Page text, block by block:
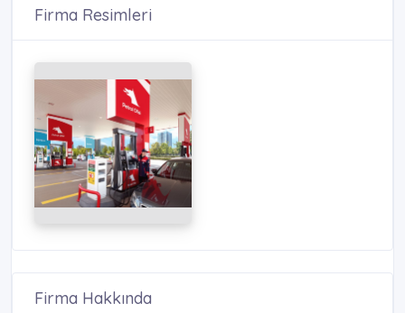
Firma Resimleri
Firma Hakkında